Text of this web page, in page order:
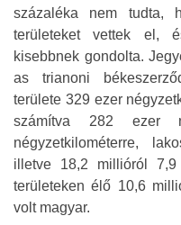
százaléka nem tudta,
területeket vettek el,
kisebbnek gondolta.
as trianoni
területe 329 ezer
számítva 282 ezer
négyzetkilométerre,
illetve 18,2 millióról
területeken élő 10,6
volt magyar.